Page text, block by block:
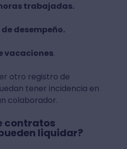
trabajadas.
desempeño.
vacaciones.
otro registro de
tener incidencia en
colaborador.
contratos
liquidar?